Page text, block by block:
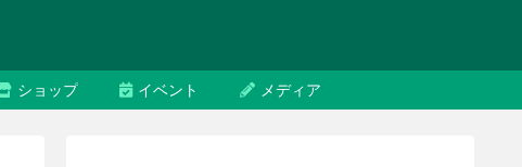
ショップ イベント メディア